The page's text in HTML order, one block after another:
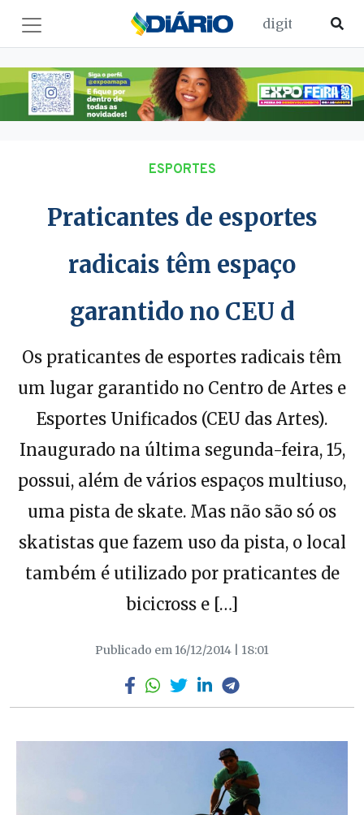
ESPORTES
Praticantes de esportes
radicais têm espaço
garantido no CEU d
Os praticantes de esportes radicais têm
um lugar garantido no Centro de Artes e
Esportes Unificados (CEU das Artes).
Inaugurado na última segunda-feira, 15,
possui, além de vários espaços multiuso,
uma pista de skate. Mas não são só os
skatistas que fazem uso da pista, o local
também é utilizado por praticantes de
bicicross e […]
Publicado em 16/12/2014 | 18:01